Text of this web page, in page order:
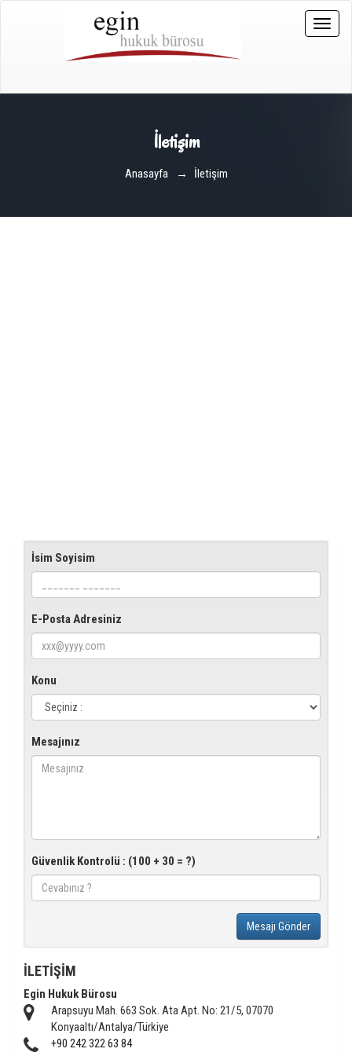
Toggle
İletişim
Anasayfa → İletişim
İsim Soyisim
E-Posta Adresiniz
Konu
Mesajınız
Güvenlik Kontrolü : (100 + 30 = ?)
Mesajı Gönder
İLETİŞİM
Egin Hukuk Bürosu
Arapsuyu Mah. 663 Sok. Ata Apt. No: 21/5, 07070
Konyaaltı/Antalya/Türkiye
+90 242 322 63 84